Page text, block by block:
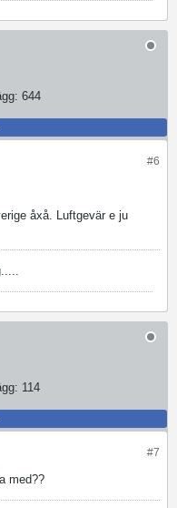
644
#6
åxå. Luftgevär e ju
114
#7
med??